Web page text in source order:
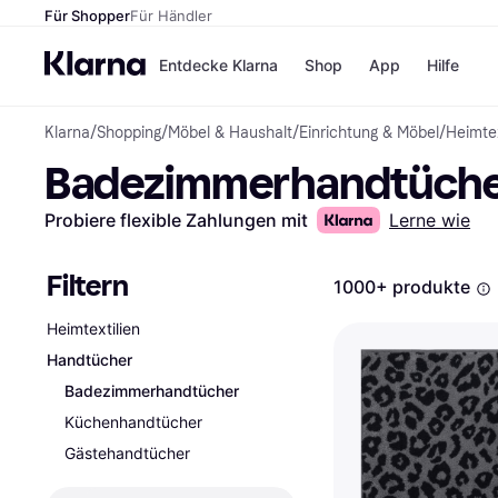
Für ShopperFür Händler
Entdecke Klarna
Zahlungsmethoden
Zahlungsmethoden
Sofort bezahlen
Bezahle in 3
Teilzahlungen
Tagen
Ratenzahlung
Shop
Shops
H&M
Temu
App Hilfe
Klarna/Shopping/Möbel & Haushalt/Einrichtung & Möbel /
Probiere flexible Zahlungen mit Lerne wie
Filtern
Heimtextilien
Handtücher
Badezimmerhandtücher
Küchenhandtücher
Gästehandtücher
1000+ produkte